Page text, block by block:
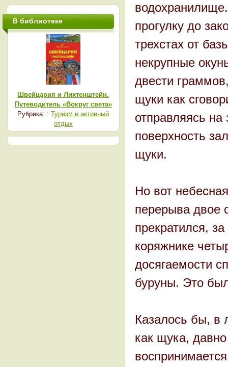
прогулку до
трехстах от
некрупные
двести
щуки как
отправляясь
поверхность
щуки.
Но вот
перерыва двое
прекратился,
коряжнике
досягаемости
буруны. Это
Казалось бы, в
как щука,
В библиотеке
Швейцария и Лихтенштейн.
Путеводитель «Вокруг света»
Рубрика: :Туризм и активный
отдых